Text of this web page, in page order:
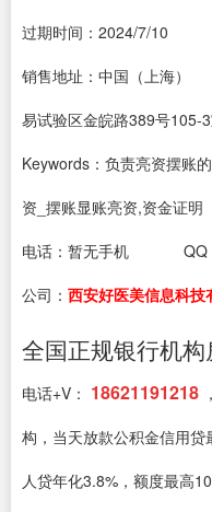
过期时间： 2024/7/10
销售地址：中国（上海）
易试验区金皖路389号105-
Keywords：负责亮资摆账
资_摆账显账亮资,资金证明
电话： 暂无手机 QQ
公司： 西安好医美信息科技
全国正规银行机
电话+V： 18621191218
构，当天放款公积金信用
人贷年化3.8%，额度最高